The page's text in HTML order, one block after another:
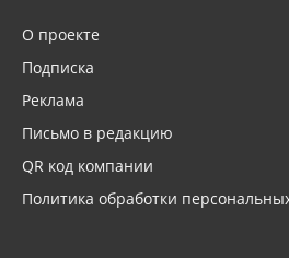
О проекте
Подписка
Реклама
Письмо в редакцию
QR код компании
Политика обработки